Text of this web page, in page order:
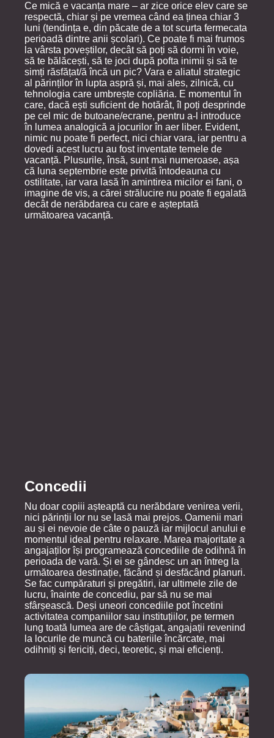
Ce mică e vacanța mare – ar zice orice elev care se
respectă, chiar și pe vremea când ea ținea chiar 3
luni (tendința e, din păcate de a tot scurta fermecata
perioadă dintre anii școlari). Ce poate fi mai frumos
la vârsta poveștilor, decât să poți să dormi în voie,
să te bălăcești, să te joci după pofta inimii și să te
simți răsfățat/ă încă un pic? Vara e aliatul strategic
al părinților în lupta aspră și, mai ales, zilnică, cu
tehnologia care umbrește copliăria. E momentul în
care, dacă ești suficient de hotărât, îl poți desprinde
pe cel mic de butoane/ecrane, pentru a-l introduce
în lumea analogică a jocurilor în aer liber. Evident,
nimic nu poate fi perfect, nici chiar vara, iar pentru a
dovedi acest lucru au fost inventate temele de
vacanță. Plusurile, însă, sunt mai numeroase, așa
că luna septembrie este privită întodeauna cu
ostilitate, iar vara lasă în amintirea micilor ei fani, o
imagine de vis, a cărei strălucire nu poate fi egalată
decât de nerăbdarea cu care e așteptată
următoarea vacanță.
Concedii
Nu doar copiii așteaptă cu nerăbdare venirea verii,
nici părinții lor nu se lasă mai prejos. Oamenii mari
au și ei nevoie de câte o pauză iar mijlocul anului e
momentul ideal pentru relaxare. Marea majoritate a
angajaților își programează concediile de odihnă în
perioada de vară. Și ei se gândesc un an întreg la
următoarea destinație, făcând și desfăcând planuri.
Se fac cumpăraturi și pregătiri, iar ultimele zile de
lucru, înainte de concediu, par să nu se mai
sfârșească. Deși uneori concediile pot încetini
activitatea companiilor sau instituțiilor, pe termen
lung toată lumea are de câștigat, angajații revenind
la locurile de muncă cu bateriile încărcate, mai
odihniți și fericiți, deci, teoretic, și mai eficienți.